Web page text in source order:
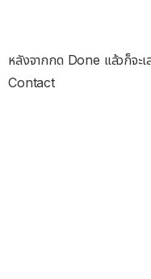
หลังจากกด Done แล้วก็จะ
Contact